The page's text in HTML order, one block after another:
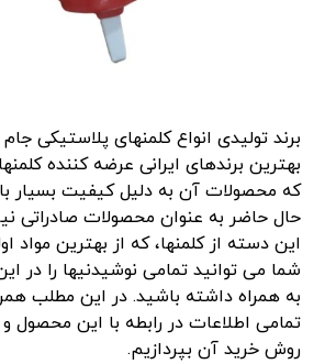
برند تولیدی انواع کلمنهای پلاستیکی
بهترین برندهای ایرانی عرضه کننده
که محصولات آن به دلیل کیفیت بسیار
حال حاضر به عنوان محصولات صادراتی
این دسته از کلمنها، که از بهترین مواد
شما می توانید تمامی نوشیدنیها را در
به همراه داشته باشید. در این مطلب
تمامی اطلاعات در رابطه با این
روش خرید آن بپردازیم.